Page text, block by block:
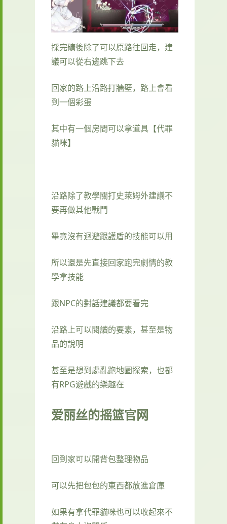
採完礦後除了可以原路往回走，建
議可以從右邊跳下去
回家的路上沿路打牆壁，路上會看
到一個彩蛋
其中有一個房間可以拿道具【代罪
貓咪】
沿路除了教學關打史萊姆外建議不
要再做其他戰鬥
畢竟沒有迴避跟護盾的技能可以用
所以還是先直接回家跑完劇情的教
學拿技能
跟NPC的對話建議都要看完
沿路上可以閱讀的要素，甚至是物
品的說明
甚至是想到處亂跑地圖探索，也都
有RPG遊戲的樂趣在
爱丽丝的摇篮官网
回到家可以開背包整理物品
可以先把包包的東西都放進倉庫
如果有拿代罪貓咪也可以收起來不